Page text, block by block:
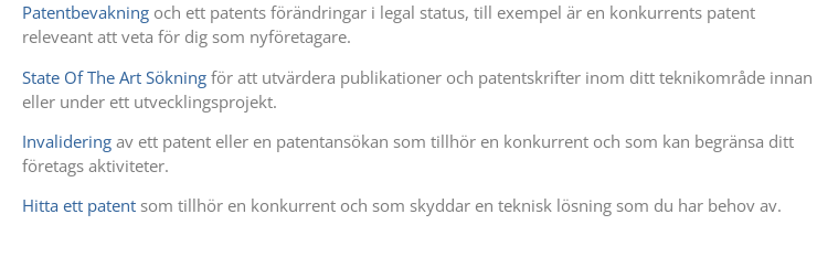
Patentbevakning och ett patents förändringar i legal status, till exempel är en konkurrents patent
releveant att veta för dig som nyföretagare.
State Of The Art Sökning för att utvärdera publikationer och patentskrifter inom ditt teknikområde innan
eller under ett utvecklingsprojekt.
Invalidering av ett patent eller en patentansökan som tillhör en konkurrent och som kan begränsa ditt
företags aktiviteter.
Hitta ett patent som tillhör en konkurrent och som skyddar en teknisk lösning som du har behov av.